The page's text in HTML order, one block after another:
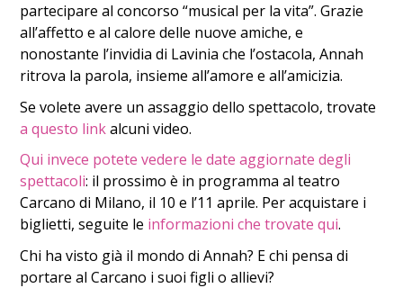
partecipare al concorso “musical per la vita”. Grazie
all’affetto e al calore delle nuove amiche, e
nonostante l’invidia di Lavinia che l’ostacola, Annah
ritrova la parola, insieme all’amore e all’amicizia.
Se volete avere un assaggio dello spettacolo, trovate
a questo linkalcuni video.
Qui invece potete vedere le date aggiornate degli
spettacoli: il prossimo è in programma al teatro
Carcano di Milano, il 10 e l’11 aprile. Per acquistare i
biglietti, seguite le informazioni che trovate qui.
Chi ha visto già il mondo di Annah? E chi pensa di
portare al Carcano i suoi figli o allievi?